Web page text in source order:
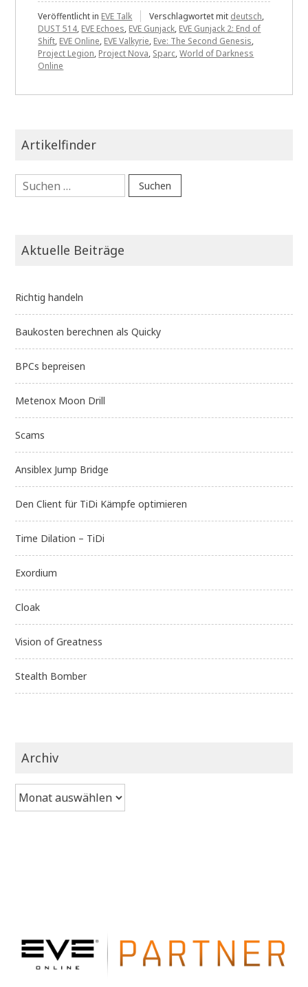
Veröffentlicht in EVE Talk Verschlagwortet mit deutsch,
DUST 514, EVE Echoes, EVE Gunjack, EVE Gunjack 2: End of
Shift, EVE Online, EVE Valkyrie, Eve: The Second Genesis,
Project Legion, Project Nova, Sparc,World of Darkness
Online
Artikelfinder
Suchen
nach:
Aktuelle Beiträge
Richtig handeln
Baukosten berechnen als Quicky
BPCs bepreisen
Metenox Moon Drill
Scams
Ansiblex Jump Bridge
Den Client für TiDi Kämpfe optimieren
Time Dilation – TiDi
Exordium
Cloak
Vision of Greatness
Stealth Bomber
Archiv
Archiv